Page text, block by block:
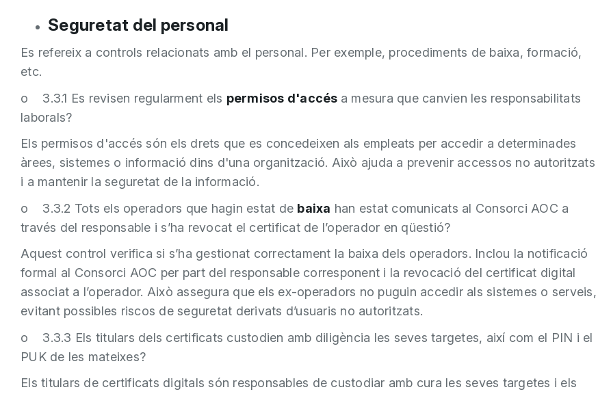
Seguretat del personal
Es refereix a controls relacionats amb el personal. Per exemple, procediments de baixa, formació,
etc.
o 3.3.1 Es revisen regularment els permisos d'accés a mesura que canvien les responsabilitats
laborals?
Els permisos d'accés són els drets que es concedeixen als empleats per accedir a determinades
àrees, sistemes o informació dins d'una organització. Això ajuda a prevenir accessos no autoritzats
i a mantenir la seguretat de la informació.
o 3.3.2 Tots els operadors que hagin estat de baixa han estat comunicats al Consorci AOC a
través del responsable i s’ha revocat el certificat de l’operador en qüestió?
Aquest control verifica si s’ha gestionat correctament la baixa dels operadors. Inclou la notificació
formal al Consorci AOC per part del responsable corresponent i la revocació del certificat digital
associat a l’operador. Això assegura que els ex-operadors no puguin accedir als sistemes o serveis,
evitant possibles riscos de seguretat derivats d’usuaris no autoritzats.
o 3.3.3 Els titulars dels certificats custodien amb diligència les seves targetes, així com el PIN i el
PUK de les mateixes?
Els titulars de certificats digitals són responsables de custodiar amb cura les seves targetes i els